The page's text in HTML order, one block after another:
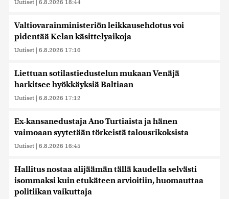
Uutiset | 6.8.2026 18:44
Valtiovarainministeriön leikkausehdotus voi
pidentää Kelan käsittelyaikoja
Uutiset | 6.8.2026 17:16
Liettuan sotilastiedustelun mukaan Venäjä
harkitsee hyökkäyksiä Baltiaan
Uutiset | 6.8.2026 17:12
Ex-kansanedustaja Ano Turtiaista ja hänen
vaimoaan syytetään törkeistä talousrikoksista
Uutiset | 6.8.2026 16:45
Hallitus nostaa alijäämän tällä kaudella selvästi
isommaksi kuin etukäteen arvioitiin, huomauttaa
politiikan vaikuttaja